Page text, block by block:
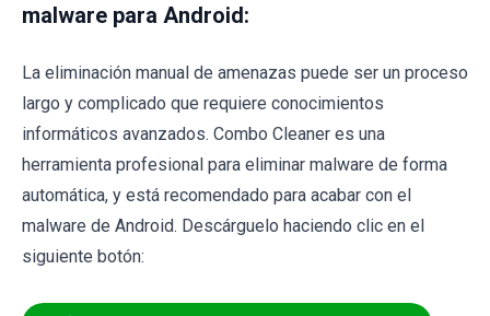
malware para Android:
La eliminación manual de amenazas puede ser un proceso
largo y complicado que requiere conocimientos
informáticos avanzados. Combo Cleaner es una
herramienta profesional para eliminar malware de forma
automática, y está recomendado para acabar con el
malware de Android. Descárguelo haciendo clic en el
siguiente botón: